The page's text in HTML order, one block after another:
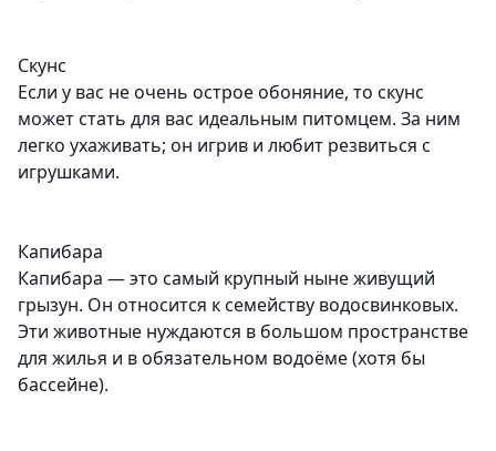
Скунс
Если у вас не очень острое обоняние, то скунс
может стать для вас идеальным питомцем. За ним
легко ухаживать; он игрив и любит резвиться с
игрушками.
Капибара
Капибара — это самый крупный ныне живущий
грызун. Он относится к семейству водосвинковых.
Эти животные нуждаются в большом пространстве
для жилья и в обязательном водоёме (хотя бы
бассейне).